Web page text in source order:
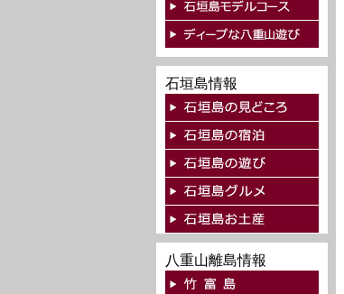
石垣島情報
八重山離島情報